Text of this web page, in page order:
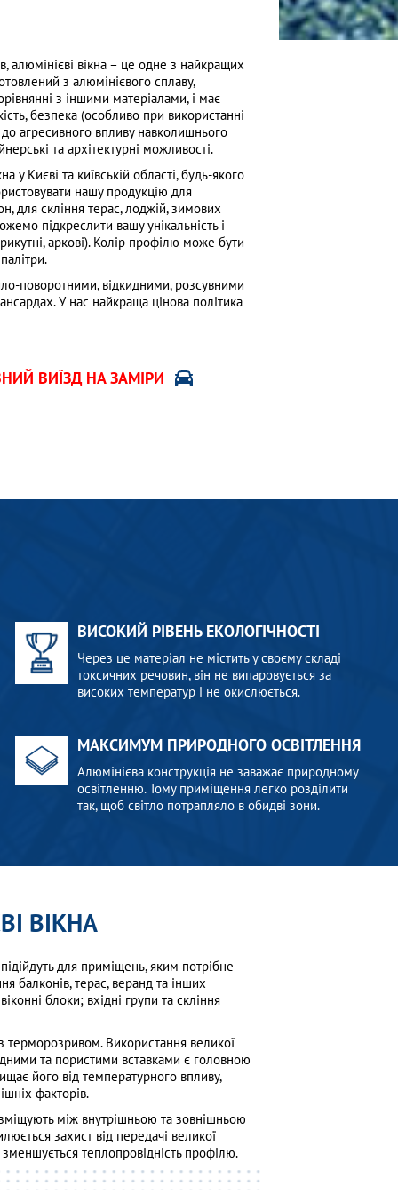
алюмінієві вікна – це одне з найкращих
з алюмінієвого сплаву,
з іншими матеріалами, і має
безпека (особливо при використанні
до агресивного впливу навколишнього
та архітектурні можливості.
у Києві та київській області, будь-якого
нашу продукцію для
для скління терас, лоджій, зимових
підкреслити вашу унікальність і
аркові). Колір профілю може бути
поворотними, відкидними, розсувними
У нас найкраща цінова політика
ВИЇЗД НА ЗАМІРИ
ВИСОКИЙ РІВЕНЬ ЕКОЛОГІЧНОСТІ
Через це матеріал не містить у своєму складі
токсичних речовин, він не випаровується за
високих температур і не окислюється.
МАКСИМУМ ПРИРОДНОГО ОСВІТЛЕННЯ
Алюмінієва конструкція не заважає природному
освітленню. Тому приміщення легко розділити
так, щоб світло потрапляло в обидві зони.
ВІКНА
для приміщень, яким потрібне
балконів, терас, веранд та інших
блоки; вхідні групи та скління
терморозривом. Використання великої
та пористими вставками є головною
його від температурного впливу,
факторів.
між внутрішньою та зовнішньою
захист від передачі великої
зменшується теплопровідність профілю.